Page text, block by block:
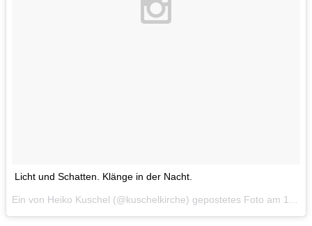
Licht und Schatten. Klänge in der Nacht.
Ein von Heiko Kuschel (@kuschelkirche) gepostetes Foto am 11. Dez 2015 um 14:53 Uhr